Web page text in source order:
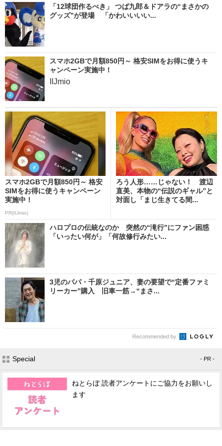
「12球団作るべき」 つば九郎＆ドアラの“まさかの
グッズ”が登場 「かわいいいい...
スマホ2GBで月額850円～ 格安SIMをお得に使うキ
ャンペーン実施中！
IIJmio
スマホ2GBで月額850円～ 格安
SIMをお得に使うキャンペーン
実施中！
PR(IIJmio)
ろう人形……じゃない！ 渡辺
直美、本物の“伝説のギャル”と
対面し「まじ生きてる間...
ハロプロの伝統なのか 突然の“滝行”にファン困惑
「いったい何が」「何故修行みたい...
3児のパパ・千原ジュニア、妻の要望で“定番ファミ
リーカー”購入 旧車一筋→“まさ...
Recommended by
Special - PR -
ねとらぼ 読者アンケートにご協力をお願いし
ます